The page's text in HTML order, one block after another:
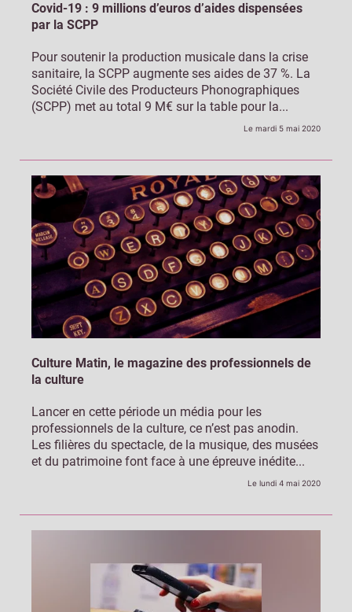
Covid-19 : 9 millions d’euros d’aides dispensées
par la SCPP
Pour soutenir la production musicale dans la crise
sanitaire, la SCPP augmente ses aides de 37 %. La
Société Civile des Producteurs Phonographiques
(SCPP) met au total 9 M€ sur la table pour la...
Le mardi 5 mai 2020
Culture Matin, le magazine des professionnels de
la culture
Lancer en cette période un média pour les
professionnels de la culture, ce n’est pas anodin.
Les filières du spectacle, de la musique, des musées
et du patrimoine font face à une épreuve inédite...
Le lundi 4 mai 2020